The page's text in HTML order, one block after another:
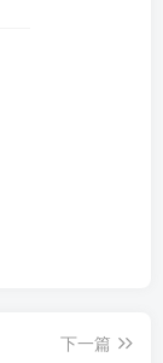
下一篇